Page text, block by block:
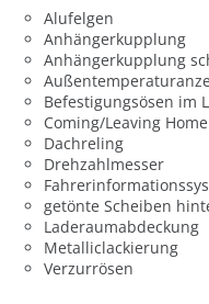
Alufelgen
Anhängerkupplung
Anhängerkupplung
Befestigungsösen im
Coming/Leaving
Dachreling
Drehzahlmesser
getönte Scheiben
Laderaumabdeckung
Metalliclackierung
Verzurrösen